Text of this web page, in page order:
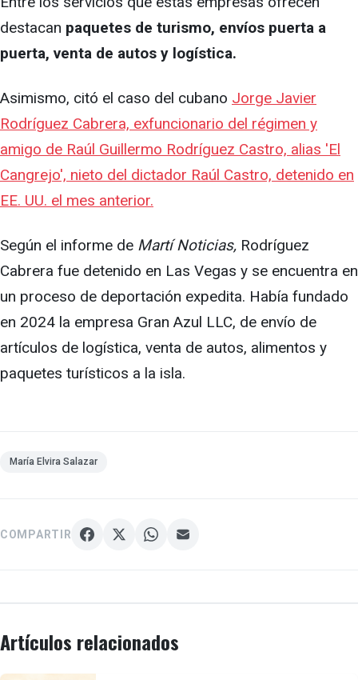
destacan paquetes de turismo, envíos puerta a
puerta, venta de autos y logística.
Asimismo, citó el caso del cubano Jorge Javier
Rodríguez Cabrera, exfuncionario del régimen y
amigo de Raúl Guillermo Rodríguez Castro, alias 'El
Cangrejo', nieto del dictador Raúl Castro, detenido en
EE. UU. el mes anterior.
Según el informe de Martí Noticias, Rodríguez
Cabrera fue detenido en Las Vegas y se encuentra en
un proceso de deportación expedita. Había fundado
en 2024 la empresa Gran Azul LLC, de envío de
artículos de logística, venta de autos, alimentos y
paquetes turísticos a la isla.
María Elvira Salazar
COMPARTIR
Artículos relacionados